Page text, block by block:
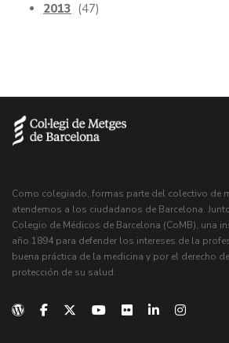
2013 (47)
Como colegiado, formas parte del colectivo de
atendemos a los ciudadanos de Barcelona.
Colegio de Médicos de Barcelona (CoMB), una
año 1894 para defender los intereses de la
buena práctica de la medicina y por el derecho
protección de su salud.